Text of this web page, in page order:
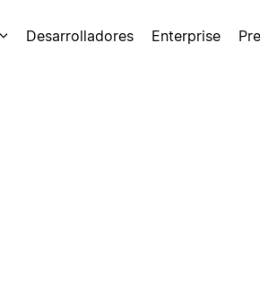
Desarrolladores Enterprise